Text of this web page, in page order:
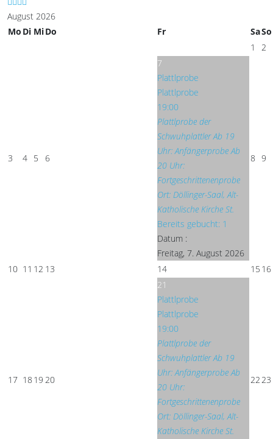
August 2026
Mo Di MiDo Fr SaSo
1
2
3 4 5 6
7
Plattlprobe
Plattlprobe
19:00
Plattlprobe der
Schwuhplattler Ab 19
Uhr: Anfängerprobe Ab
20 Uhr:
Fortgeschrittenenprobe
Ort: Döllinger-Saal, Alt-
Katholische Kirche St.
Bereits gebucht: 1
Datum :
Freitag, 7. August 2026
8 9
10 11 12 13 14 15 16
17 18 19 20
21
Plattlprobe
Plattlprobe
19:00
Plattlprobe der
Schwuhplattler Ab 19
Uhr: Anfängerprobe Ab
20 Uhr:
Fortgeschrittenenprobe
Ort: Döllinger-Saal, Alt-
Katholische Kirche St.
2223